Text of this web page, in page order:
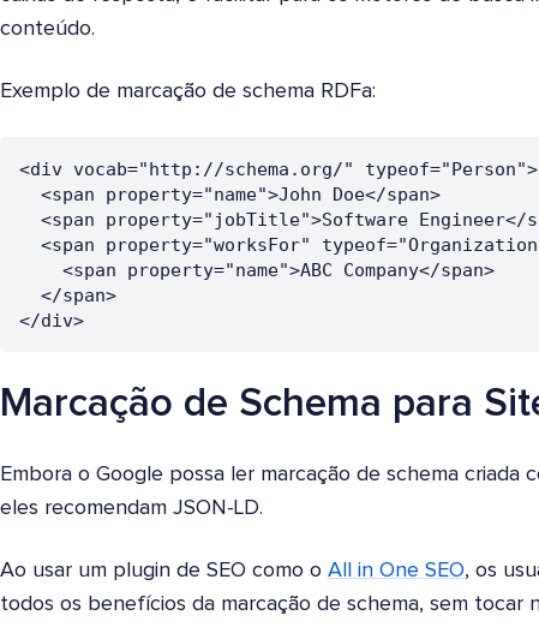
conteúdo.
Exemplo de marcação de schema RDFa:
<div vocab="http://schema.org/" typeof="Person">
</div>
Marcação de Schema para
Embora o Google possa ler marcação de schema criada
eles recomendam JSON-LD.
Ao usar um plugin de SEO como o All in One SEO, os
todos os benefícios da marcação de schema, sem tocar